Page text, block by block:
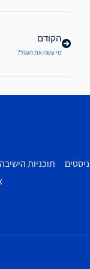
הקודם
מי עשה את העגל?
תוכניות הישיבה